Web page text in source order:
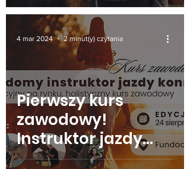
Pierwszy kurs
zawodowy!
Instruktor jazdy
konnej
4 mar 2024 2 minut(y) czytania